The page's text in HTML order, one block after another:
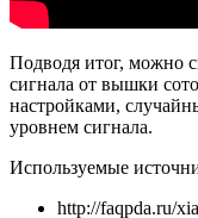
Подводя итог, можно
сигнала от вышки
настройками,
уровнем сигнала.
Используемые
http://faqpda.ru/